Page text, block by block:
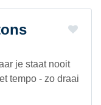
je staat nooit
tempo - zo draai